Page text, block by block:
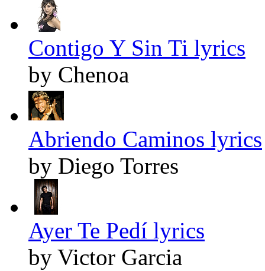
Contigo Y Sin Ti lyrics
by Chenoa
Abriendo Caminos lyrics
by Diego Torres
Ayer Te Pedí lyrics
by Victor Garcia